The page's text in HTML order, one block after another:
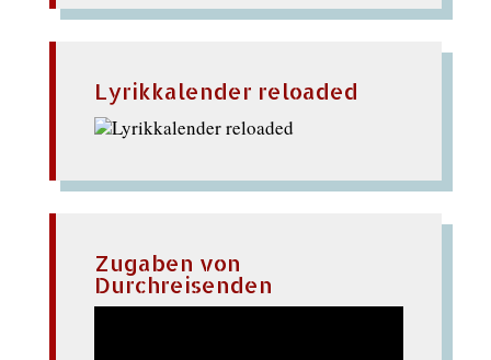
Lyrikkalender reloaded
Zugaben von
Durchreisenden